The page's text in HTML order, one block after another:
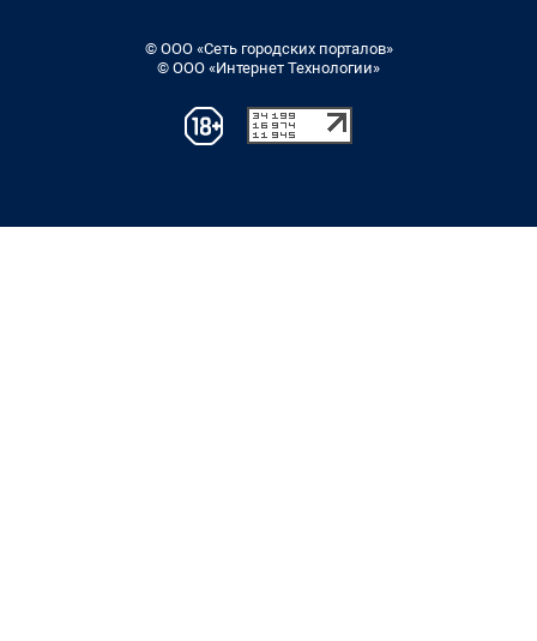
© ООО «Сеть городских порталов»
© ООО «Интернет Технологии»